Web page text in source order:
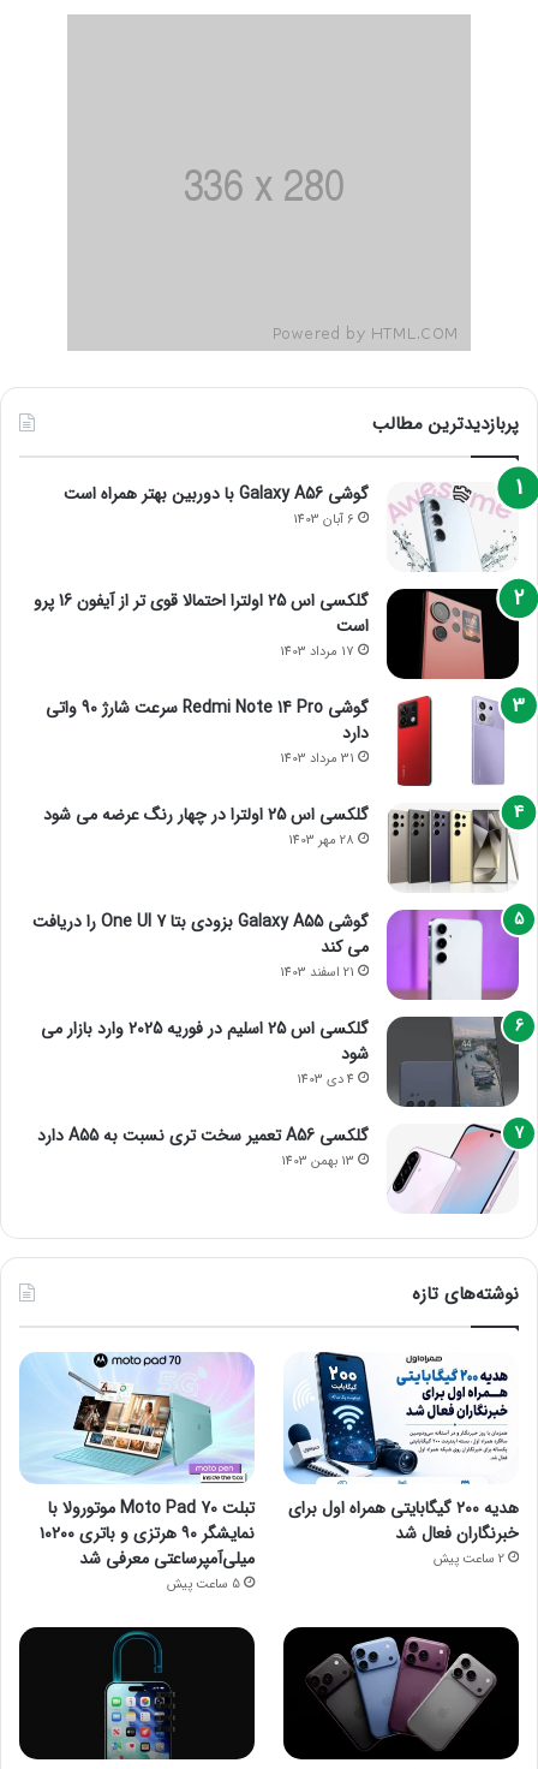
پربازدیدترین مطالب
گوشی Galaxy A56 با دوربین بهتر همراه است
6 آبان 1403
گلکسی اس 25 اولترا احتمالا قوی تر از آیفون 16 پرو
است
17 مرداد 1403
گوشی Redmi Note 14 Pro سرعت شارژ 90 واتی
دارد
31 مرداد 1403
گلکسی اس 25 اولترا در چهار رنگ عرضه می شود
28 مهر 1403
گوشی Galaxy A55 بزودی بتا One UI 7 را دریافت
می کند
21 اسفند 1403
گلکسی اس 25 اسلیم در فوریه 2025 وارد بازار می
شود
4 دی 1403
گلکسی A56 تعمیر سخت تری نسبت به A55 دارد
13 بهمن 1403
نوشته‌های تازه
هدیه ۲۰۰ گیگابایتی همراه اول برای
خبرنگاران فعال شد
2 ساعت پیش
تبلت Moto Pad 70 موتورولا با
نمایشگر ۹۰ هرتزی و باتری ۱۰۲۰۰
میلی‌آمپرساعتی معرفی شد
5 ساعت پیش